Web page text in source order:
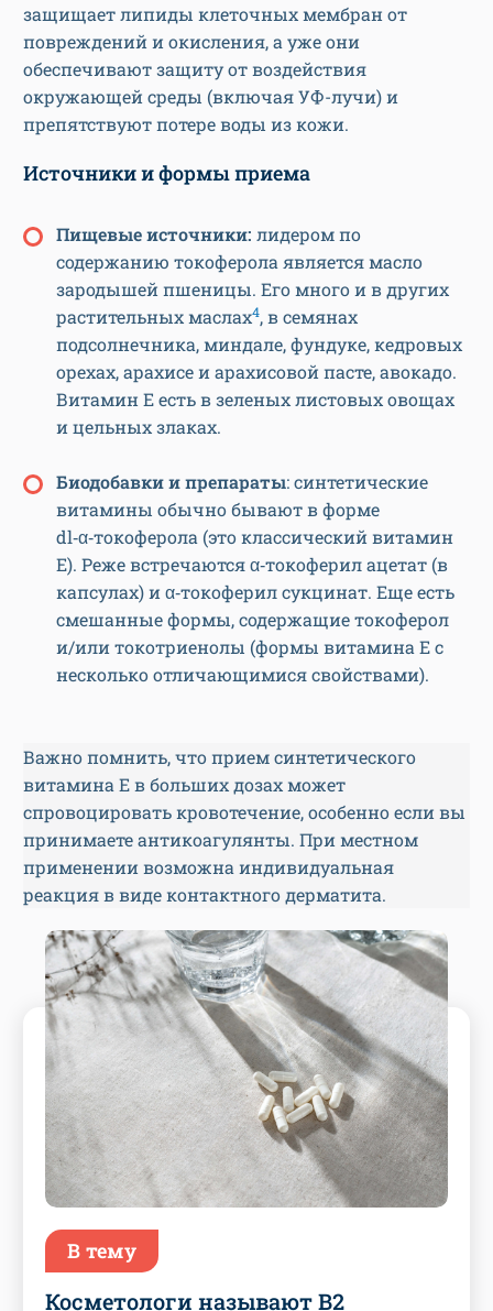
защищает липиды клеточных мембран от
повреждений и окисления, а уже они
обеспечивают защиту от воздействия
окружающей среды (включая УФ-лучи) и
препятствуют потере воды из кожи.
Источники и формы приема
Пищевые источники: лидером по
содержанию токоферола является масло
зародышей пшеницы. Его много и в других
растительных маслах4, в семянах
подсолнечника, миндале, фундуке, кедровых
орехах, арахисе и арахисовой пасте, авокадо.
Витамин Е есть в зеленых листовых овощах
и цельных злаках.
Биодобавки и препараты: синтетические
витамины обычно бывают в форме
dl‑α‑токоферола (это классический витамин
E). Реже встречаются α‑токоферил ацетат (в
капсулах) и α‑токоферил сукцинат. Еще есть
смешанные формы, содержащие токоферол
и/или токотриенолы (формы витамина E с
несколько отличающимися свойствами).
Важно помнить, что прием синтетического
витамина Е в больших дозах может
спровоцировать кровотечение, особенно если вы
принимаете антикоагулянты. При местном
применении возможна индивидуальная
реакция в виде контактного дерматита.
В тему
Косметологи называют В2